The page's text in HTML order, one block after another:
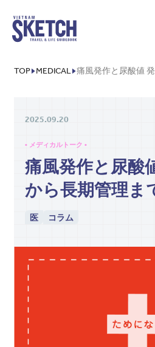
TOP MEDICAL 痛風発作と尿酸値
2025.09.20
• メディカルトーク •
痛風発作と尿酸
から長期管理ま
医 コラム